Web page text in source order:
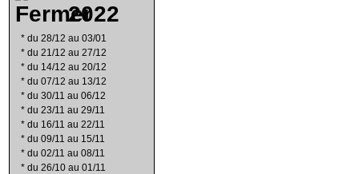
2022
* du 28/12 au 03/01
* du 21/12 au 27/12
* du 14/12 au 20/12
* du 07/12 au 13/12
* du 30/11 au 06/12
* du 23/11 au 29/11
* du 16/11 au 22/11
* du 09/11 au 15/11
* du 02/11 au 08/11
* du 26/10 au 01/11